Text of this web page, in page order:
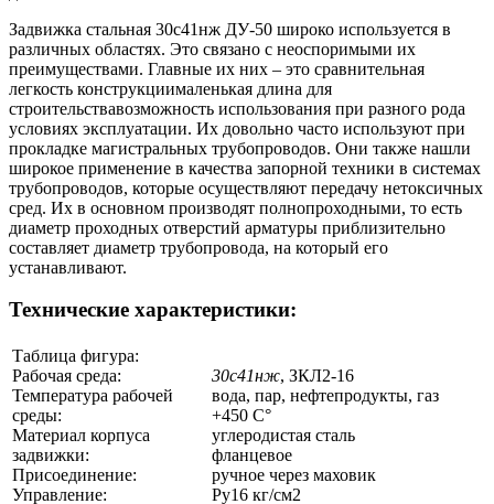
Задвижка стальная 30с41нж ДУ-50 широко используется в
различных областях. Это связано с неоспоримыми их
преимуществами. Главные их них – это сравнительная
легкость конструкциималенькая длина для
строительствавозможность использования при разного рода
условиях эксплуатации. Их довольно часто используют при
прокладке магистральных трубопроводов. Они также нашли
широкое применение в качества запорной техники в системах
трубопроводов, которые осуществляют передачу нетоксичных
сред. Их в основном производят полнопроходными, то есть
диаметр проходных отверстий арматуры приблизительно
составляет диаметр трубопровода, на который его
устанавливают.
Технические характеристики:
Таблица фигура:
Рабочая среда:
Температура рабочей
среды:
Материал корпуса
задвижки:
Присоединение:
Управление:
30с41нж, ЗКЛ2-16
вода, пар, нефтепродукты, газ
+450 C°
углеродистая сталь
фланцевое
ручное через маховик
Ру16 кг/см2